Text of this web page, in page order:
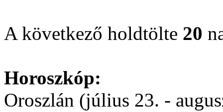
A következő holdtölte 20
Horoszkóp:
Oroszlán (július 23. -